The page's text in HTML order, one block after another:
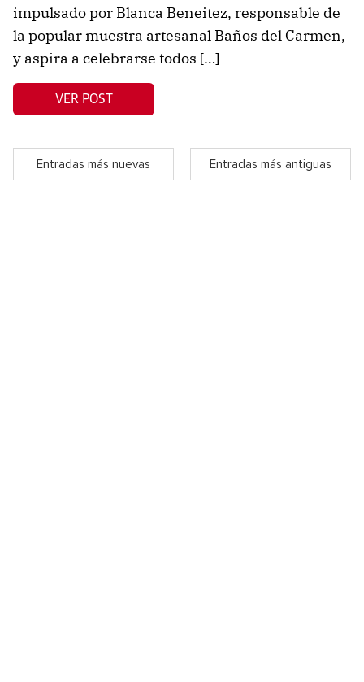
impulsado por Blanca Beneitez, responsable de
la popular muestra artesanal Baños del Carmen,
y aspira a celebrarse todos […]
VER POST
Entradas más nuevas Entradas más antiguas